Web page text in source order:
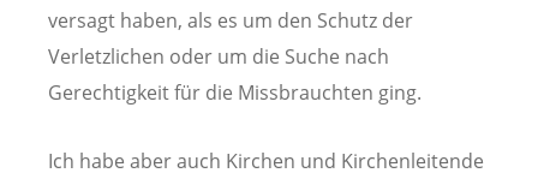
versagt haben, als es um den Schutz der
Verletzlichen oder um die Suche nach
Gerechtigkeit für die Missbrauchten ging.
Ich habe aber auch Kirchen und Kirchenleitende